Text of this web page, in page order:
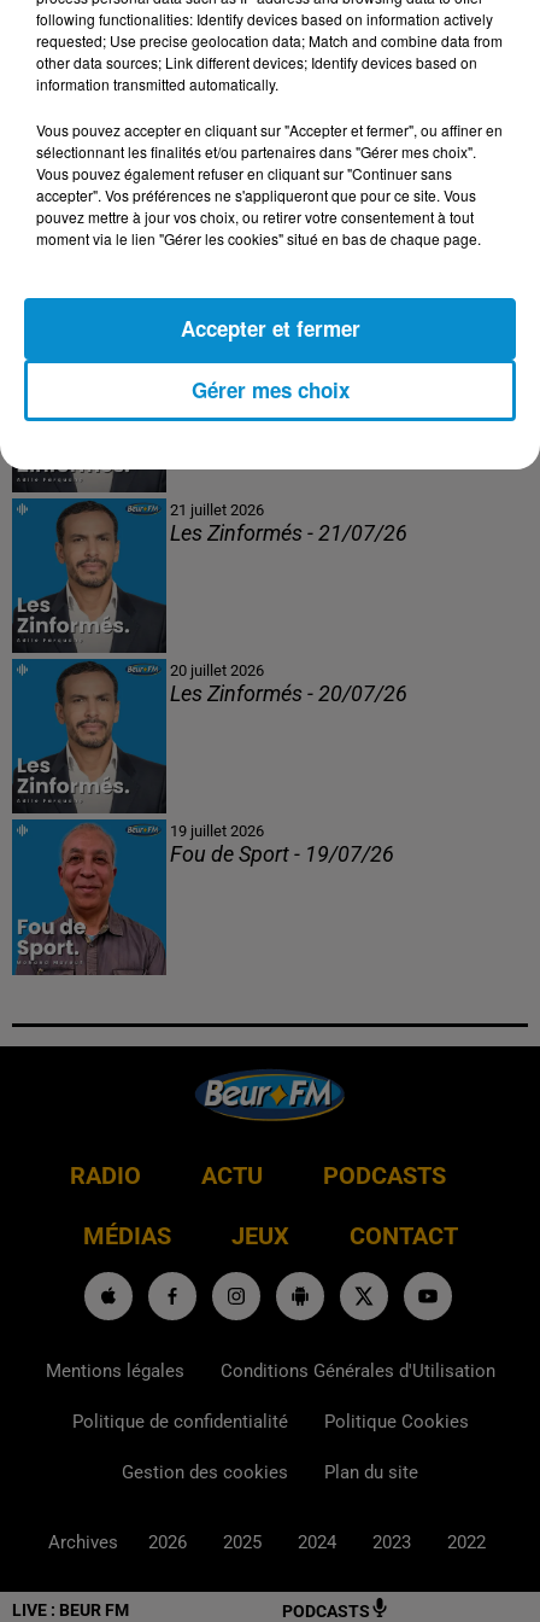
LIVE : BEUR FM PODCASTS
24 juillet 2026
Les Zinformés - 24/07/26
23 juillet 2026
Les Zinformés - 23/07/26
21 juillet 2026
Les Zinformés - 21/07/26
20 juillet 2026
Les Zinformés - 20/07/26
19 juillet 2026
Fou de Sport - 19/07/26
RADIO ACTU PODCASTS
MÉDIAS JEUX CONTACT
Mentions légales Conditions Générales d'Utilisation
Politique de confidentialité Politique Cookies
Gestion des cookies Plan du site
Archives 2026 2025 2024 2023 2022
following functionalities: Identify devices based on information actively
requested; Use precise geolocation data; Match and combine data from
other data sources; Link different devices; Identify devices based on
information transmitted automatically.
Vous pouvez accepter en cliquant sur "Accepter et fermer", ou affiner en
sélectionnant les finalités et/ou partenaires dans "Gérer mes choix".
Vous pouvez également refuser en cliquant sur "Continuer sans
accepter". Vos préférences ne s'appliqueront que pour ce site. Vous
pouvez mettre à jour vos choix, ou retirer votre consentement à tout
moment via le lien "Gérer les cookies" situé en bas de chaque page.
Gérer mes choix
Accepter et fermer